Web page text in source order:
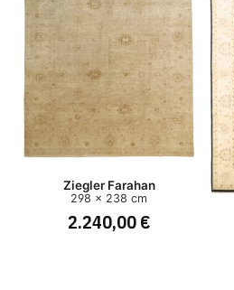
Ziegler Farahan
298 x 238 cm
2.240,00 €